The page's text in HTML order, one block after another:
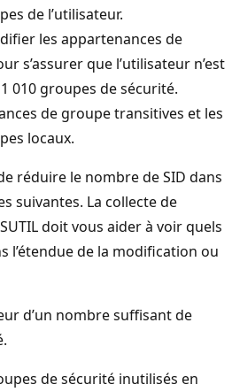
de l’utilisateur.
les appartenances de
s’assurer que l’utilisateur n’est
010 groupes de sécurité.
de groupe transitives et les
locaux.
réduire le nombre de SID dans
suivantes. La collecte de
doit vous aider à voir quels
l’étendue de la modification ou
d’un nombre suffisant de
de sécurité inutilisés en